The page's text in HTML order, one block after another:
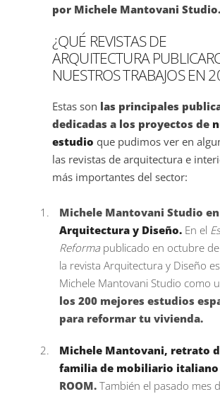
por Michele Mantovani Studio.
¿QUÉ REVISTAS DE
ARQUITECTURA
NUESTROS TRABAJOS EN
Estas son las principales
dedicadas a los proyectos de
estudio que pudimos ver en
las revistas de arquitectura e
más importantes del sector:
Michele Mantovani Studio en
Arquitectura y Diseño. En el
Reforma publicado en octubre
la revista Arquitectura y Diseño
Michele Mantovani Studio como
los 200 mejores estudios
para reformar tu vivienda.
Michele Mantovani, retrato
familia de mobiliario italiano
ROOM. También el pasado mes